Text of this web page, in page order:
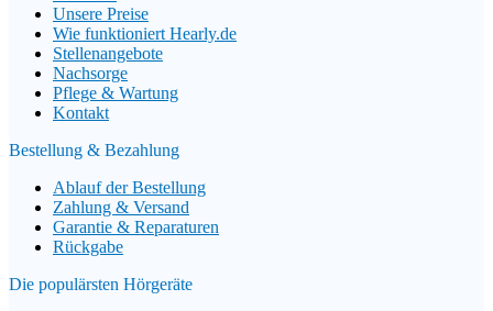
Unsere Preise
Wie funktioniert Hearly.de
Stellenangebote
Nachsorge
Pflege & Wartung
Kontakt
Bestellung & Bezahlung
Ablauf der Bestellung
Zahlung & Versand
Garantie & Reparaturen
Rückgabe
Die populärsten Hörgeräte